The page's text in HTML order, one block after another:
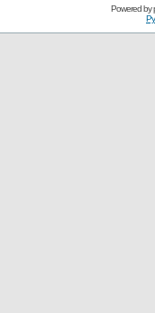
Powered by